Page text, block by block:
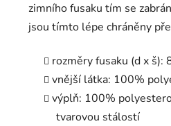
zimního fusaku tím se
jsou tímto lépe chráněny
rozměry fusaku (d x
vnější látka: 100%
výplň: 100%
tvarovou stálostí